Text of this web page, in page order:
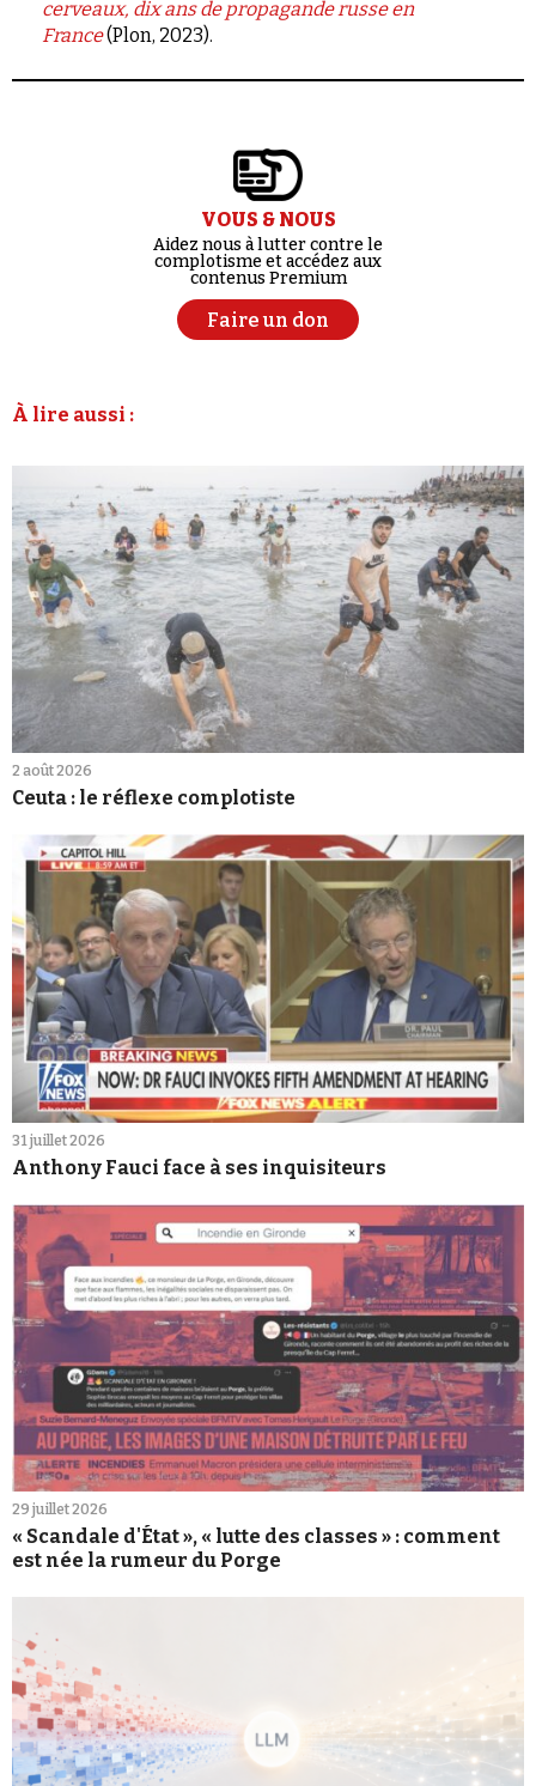
cerveaux, dix ans de propagande russe en
France(Plon, 2023).
VOUS & NOUS
Aidez nous à lutter contre le
complotisme et accédez aux
contenus Premium
Faire un don
À lire aussi :
2 août 2026
Ceuta : le réflexe complotiste
31 juillet 2026
Anthony Fauci face à ses inquisiteurs
29 juillet 2026
« Scandale d'État », « lutte des classes » : comment
est née la rumeur du Porge